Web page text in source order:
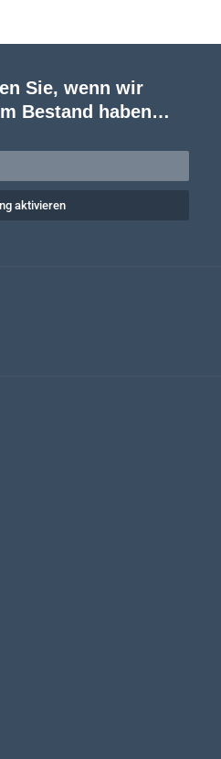
Sie, wenn wir
Bestand haben…
aktivieren